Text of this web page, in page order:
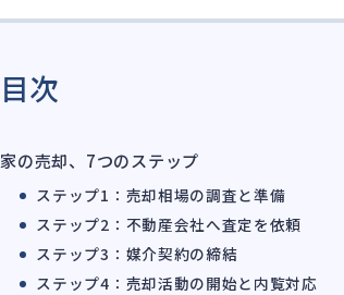
目次
家の売却、7つのステップ
ステップ1：売却相場の調査と準備
ステップ2：不動産会社へ査定を依頼
ステップ3：媒介契約の締結
ステップ4：売却活動の開始と内覧対応